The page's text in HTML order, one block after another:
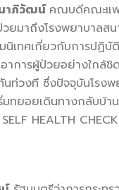
าภิวัฒน์ คณบดีคณะแพ
ยมาถึงโรงพยาบาล
ทศเกี่ยวกับการปฏิบั
การผู้ป่วยอย่างใกล้
นท่วงที ซึ่งปัจจุบันโ
ยอยเดินทางกลับบ้า
HEALTH